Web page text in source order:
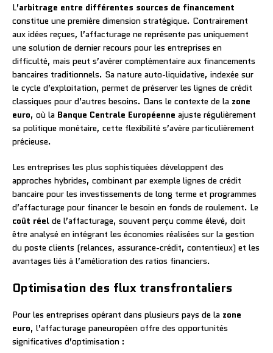
L’arbitrage entre différentes sources de financement
constitue une première dimension stratégique. Contrairement
aux idées reçues, l’affacturage ne représente pas uniquement
une solution de dernier recours pour les entreprises en
difficulté, mais peut s’avérer complémentaire aux financements
bancaires traditionnels. Sa nature auto-liquidative, indexée sur
le cycle d’exploitation, permet de préserver les lignes de crédit
classiques pour d’autres besoins. Dans le contexte de la zone
euro, où la Banque Centrale Européenne ajuste régulièrement
sa politique monétaire, cette flexibilité s’avère particulièrement
précieuse.
Les entreprises les plus sophistiquées développent des
approches hybrides, combinant par exemple lignes de crédit
bancaire pour les investissements de long terme et programmes
d’affacturage pour financer le besoin en fonds de roulement. Le
coût réel de l’affacturage, souvent perçu comme élevé, doit
être analysé en intégrant les économies réalisées sur la gestion
du poste clients (relances, assurance-crédit, contentieux) et les
avantages liés à l’amélioration des ratios financiers.
Optimisation des flux transfrontaliers
Pour les entreprises opérant dans plusieurs pays de la zone
euro, l’affacturage paneuropéen offre des opportunités
significatives d’optimisation :